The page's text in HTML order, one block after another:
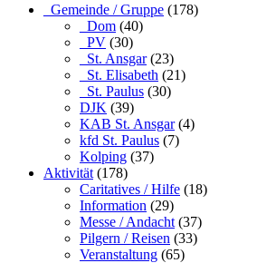
_Gemeinde / Gruppe (178)
_Dom (40)
_PV (30)
_St. Ansgar(23)
_St. Elisabeth (21)
_St. Paulus (30)
DJK (39)
KAB St. Ansgar(4)
kfd St. Paulus (7)
Kolping (37)
Aktivität (178)
Caritatives / Hilfe (18)
Information (29)
Messe / Andacht (37)
Pilgern / Reisen (33)
Veranstaltung (65)